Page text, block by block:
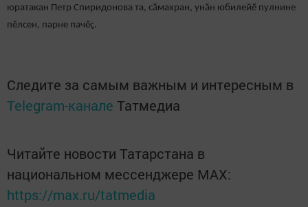
юратакан Петр Спиридонова та, сӑмахран, унăн юбилейӗ пулнине
пӗлсен, парне пачӗҫ.
Следите за самым важным и интересным в
Telegram-канале Татмедиа
Читайте новости Татарстана в
национальном мессенджере MАХ:
https://max.ru/tatmedia